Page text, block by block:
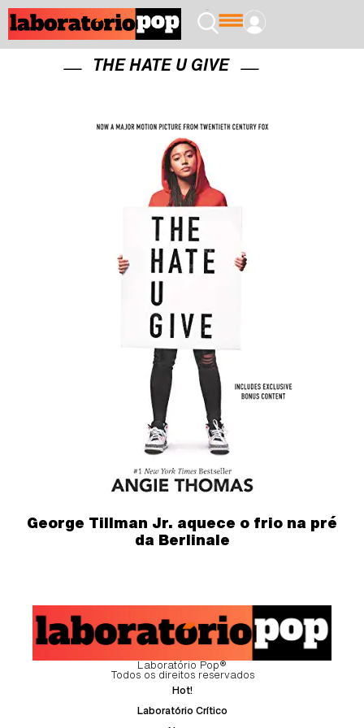
THE HATE U GIVE
George Tillman Jr. aquece o frio na pré
da Berlinale
Laboratório Pop®
Todos os direitos reservados
Hot!
Laboratório Crítico